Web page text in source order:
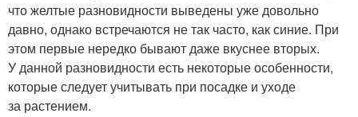
что желтые разновидности выведены уже довольно
давно, однако встречаются не так часто, как синие. При
этом первые нередко бывают даже вкуснее вторых.
У данной разновидности есть некоторые особенности,
которые следует учитывать при посадке и уходе
за растением.